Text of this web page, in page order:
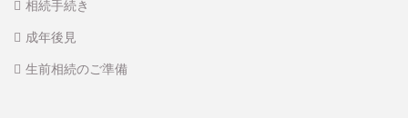
相続手続き
成年後見
生前相続のご準備